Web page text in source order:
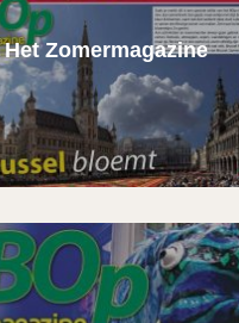
Het Zomermagazine